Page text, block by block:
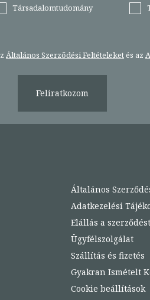
Társadalomtudomány
Általános Szerződési Feltételeketés az
Feliratkozom
Általános
Adatkezelési
Elállás a
Ügyfélszolgálat
Szállítás és fizetés
Gyakran Ismételt
Cookie beállítások